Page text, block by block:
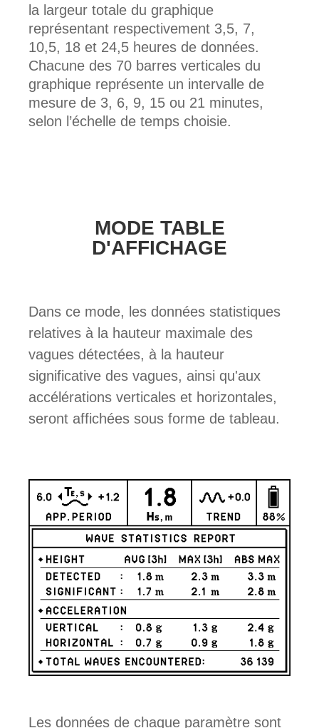
la largeur totale du graphique
représentant respectivement 3,5, 7,
10,5, 18 et 24,5 heures de données.
Chacune des 70 barres verticales du
graphique représente un intervalle de
mesure de 3, 6, 9, 15 ou 21 minutes,
selon l’échelle de temps choisie.
MODE TABLE
D'AFFICHAGE
Dans ce mode, les données statistiques
relatives à la hauteur maximale des
vagues détectées, à la hauteur
significative des vagues, ainsi qu'aux
accélérations verticales et horizontales,
seront affichées sous forme de tableau.
Les données de chaque paramètre sont